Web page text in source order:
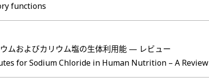
functions
ムおよびカリウム塩の生体利用能 — レビュー
for Sodium Chloride in Human Nutrition – A Review